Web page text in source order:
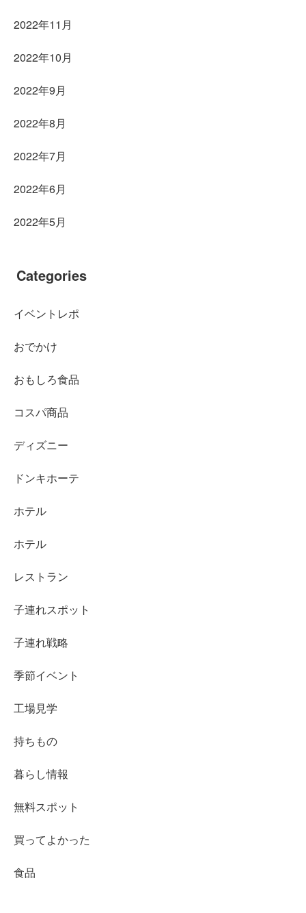
2022年11月
2022年10月
2022年9月
2022年8月
2022年7月
2022年6月
2022年5月
Categories
イベントレポ
おでかけ
おもしろ食品
コスパ商品
ディズニー
ドンキホーテ
ホテル
ホテル
レストラン
子連れスポット
子連れ戦略
季節イベント
工場見学
持ちもの
暮らし情報
無料スポット
買ってよかった
食品